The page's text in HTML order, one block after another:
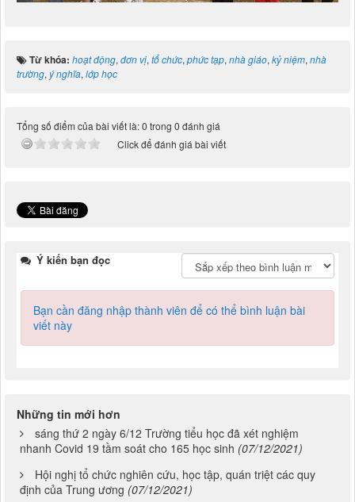
Từ khóa: hoạt động, đơn vị, tổ chức, phức tạp, nhà giáo, kỷ niệm, nhà
trường, ý nghĩa, lớp học
Tổng số điểm của bài viết là: 0 trong 0 đánh giá
Click để đánh giá bài viết
Ý kiến bạn đọc
Bạn cần đăng nhập thành viên để có thể bình luận bài
viết này
Những tin mới hơn
sáng thứ 2 ngày 6/12 Trường tiểu học đã xét nghiệm
nhanh Covid 19 tầm soát cho 165 học sinh (07/12/2021)
Hội nghị tổ chức nghiên cứu, học tập, quán triệt các quy
định của Trung ương (07/12/2021)